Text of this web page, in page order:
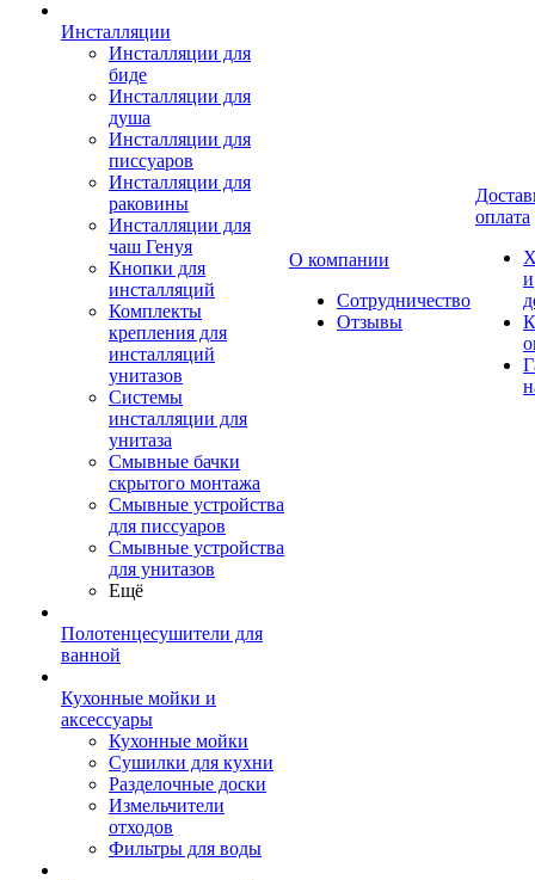
Инсталляции
Инсталляции для
биде
Инсталляции для
душа
Инсталляции для
писсуаров
Инсталляции для
раковины
Инсталляции для
чаш Генуя
Кнопки для
инсталляций
Комплекты
крепления для
инсталляций
унитазов
Системы
инсталляции для
унитаза
Смывные бачки
скрытого монтажа
Смывные устройства
для писсуаров
Смывные устройства
для унитазов
Ещё
Полотенцесушители для
ванной
Кухонные мойки и
аксессуары
Кухонные мойки
Сушилки для кухни
Разделочные доски
Измельчители
отходов
Фильтры для воды
О компании
Сотрудничество
Отзывы
оплата
и